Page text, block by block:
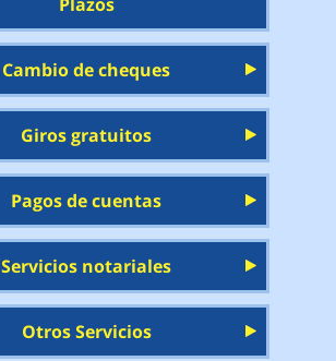
Cambio de cheques
Giros gratuitos
Pagos de cuentas
Servicios notariales
Otros Servicios